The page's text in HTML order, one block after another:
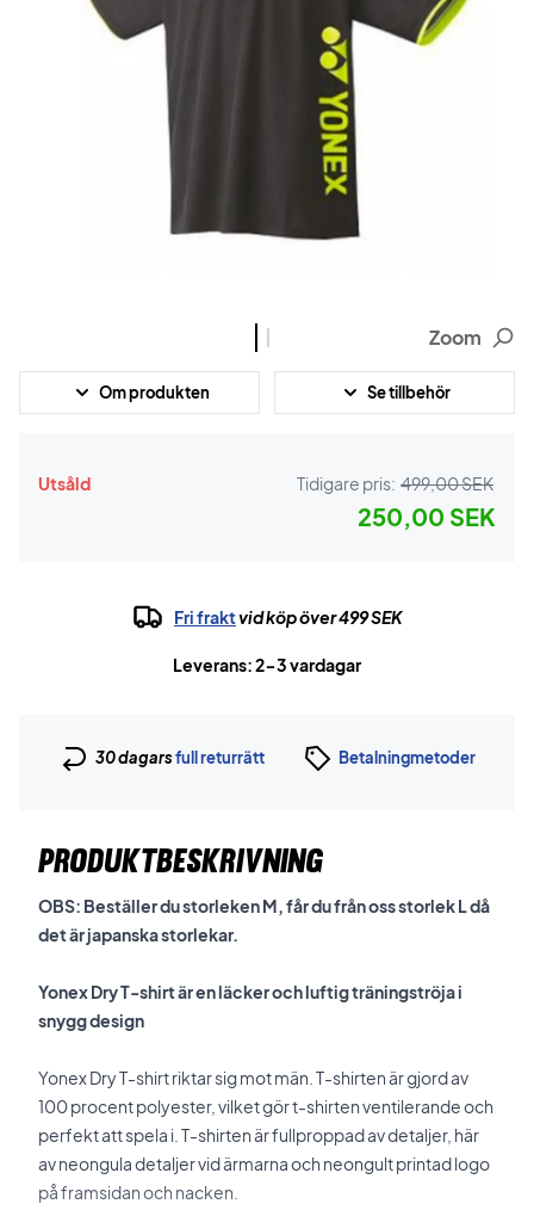
Zoom
Om produkten Se tillbehör
Utsåld Tidigare pris: 499,00 SEK
250,00 SEK
Fri fraktvid köp över 499 SEK
Leverans: 2-3 vardagar
30 dagarsfull returrätt Betalningmetoder
PRODUKTBESKRIVNING
OBS: Beställer du storleken M, får du från oss storlek L då
det är japanska storlekar.
Yonex Dry T-shirt är en läcker och luftig träningströja i
snygg design
Yonex Dry T-shirt riktar sig mot män. T-shirten är gjord av
100 procent polyester, vilket gör t-shirten ventilerande och
perfekt att spela i. T-shirten är fullproppad av detaljer, här
av neongula detaljer vid ärmarna och neongult printad logo
på framsidan och nacken.